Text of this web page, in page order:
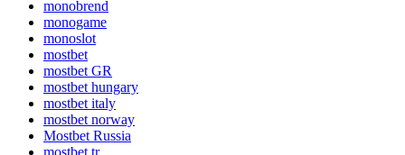
monobrend
monogame
monoslot
mostbet
mostbet GR
mostbet hungary
mostbet italy
mostbet norway
Mostbet Russia
mostbet tr